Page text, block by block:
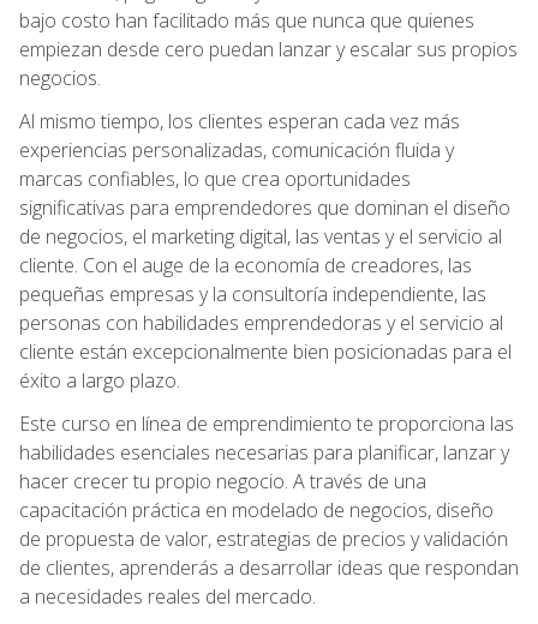
bajo costo han facilitado más que nunca que quienes
empiezan desde cero puedan lanzar y escalar sus propios
negocios.
Al mismo tiempo, los clientes esperan cada vez más
experiencias personalizadas, comunicación fluida y
marcas confiables, lo que crea oportunidades
significativas para emprendedores que dominan el diseño
de negocios, el marketing digital, las ventas y el servicio al
cliente. Con el auge de la economía de creadores, las
pequeñas empresas y la consultoría independiente, las
personas con habilidades emprendedoras y el servicio al
cliente están excepcionalmente bien posicionadas para el
éxito a largo plazo.
Este curso en línea de emprendimiento te proporciona las
habilidades esenciales necesarias para planificar, lanzar y
hacer crecer tu propio negocio. A través de una
capacitación práctica en modelado de negocios, diseño
de propuesta de valor, estrategias de precios y validación
de clientes, aprenderás a desarrollar ideas que respondan
a necesidades reales del mercado.